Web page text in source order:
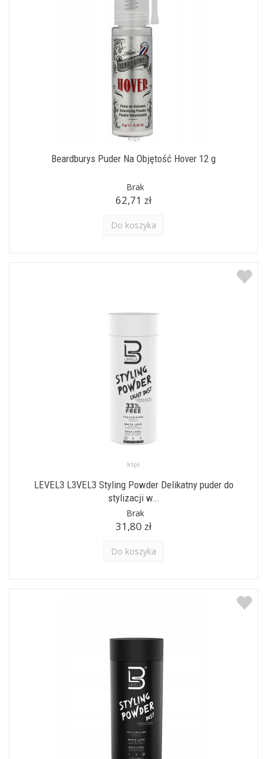
Beardburys Puder Na Objętość Hover 12 g
Brak
62,71 zł
Do koszyka
LEVEL3 L3VEL3 Styling Powder Delikatny puder do
stylizacji w...
Brak
31,80 zł
Do koszyka